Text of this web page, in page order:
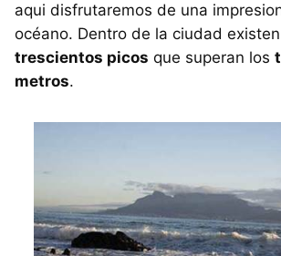
aqui disfrutaremos de una
océano. Dentro de la ciudad
trescientos picos que superan los
metros.